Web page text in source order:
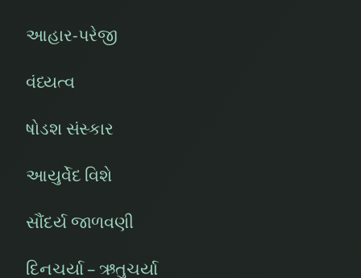
આહાર-પરેજી
વંધ્યત્વ
ષોડશ સંસ્કાર
આયુર્વેદ વિશે
સૌંદર્ય જાળવણી
દિનચર્યા – ઋતુચર્યા